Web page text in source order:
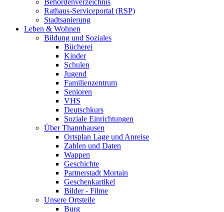
Behördenverzeichnis
Rathaus-Serviceportal (RSP)
Stadtsanierung
Leben & Wohnen
Bildung und Soziales
Bücherei
Kinder
Schulen
Jugend
Familienzentrum
Senioren
VHS
Deutschkurs
Soziale Einrichtungen
Über Thannhausen
Ortsplan Lage und Anreise
Zahlen und Daten
Wappen
Geschichte
Partnerstadt Mortain
Geschenkartikel
Bilder - Filme
Unsere Ortsteile
Burg